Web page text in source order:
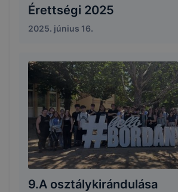
Érettségi 2025
2025. június 16.
9.A osztálykirándulása